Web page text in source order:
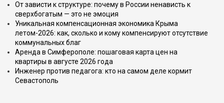
От зависти к структуре: почему в России ненависть к
сверхбогатым — это не эмоция
Уникальная компенсационная экономика Крыма
летом-2026: как, сколько и кому компенсируют отсутствие
коммунальных благ
Аренда в Симферополе: пошаговая карта цен на
квартиры в августе 2026 года
Инженер против педагога: кто на самом деле кормит
Севастополь